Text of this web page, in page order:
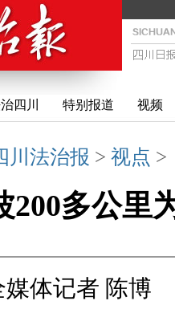
四川 特别报道 视频
川法治报 > 视点
200多公里
体记者 陈博